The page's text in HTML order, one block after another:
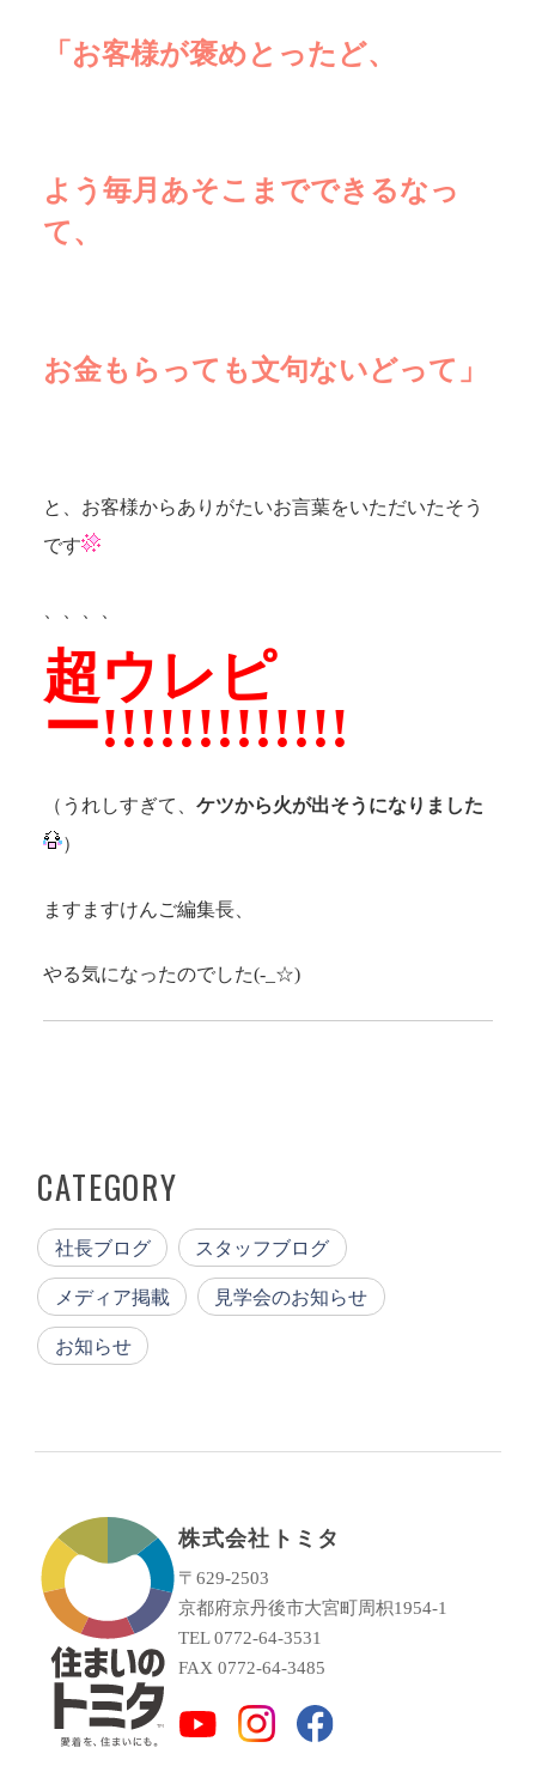
「お客様が褒めとったど、
よう毎月あそこまでできるなっ
て、
お金もらっても文句ないどって 」
と、お客様からありがたいお言葉をいただいたそう
です
、、、、
超ウレピ
ー!!!!!!!!!!!!!
（うれしすぎて、 ケツから火が出そうになりました
）
ますますけんご編集長、
やる気になったのでした(-_☆)
CATEGORY
社長ブログ スタッフブログ
メディア掲載 見学会のお知らせ
お知らせ
株式会社トミタ
〒629-2503
京都府京丹後市大宮町周枳1954-1
TEL 0772-64-3531
FAX 0772-64-3485